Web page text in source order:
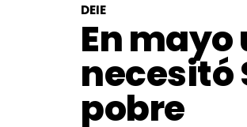
DEIE
En
necesitó
pobre